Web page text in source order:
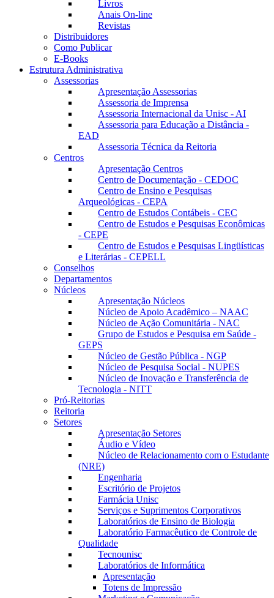
Livros
Anais On-line
Revistas
Distribuidores
Como Publicar
E-Books
Estrutura Administrativa
Assessorias
Apresentação Assessorias
Assessoria de Imprensa
Assessoria Internacional da Unisc - AI
Assessoria para Educação a Distância -
EAD
Assessoria Técnica da Reitoria
Centros
Apresentação Centros
Centro de Documentação - CEDOC
Centro de Ensino e Pesquisas
Arqueológicas - CEPA
Centro de Estudos Contábeis - CEC
Centro de Estudos e Pesquisas Econômicas
- CEPE
Centro de Estudos e Pesquisas Lingüísticas
e Literárias - CEPELL
Conselhos
Departamentos
Núcleos
Apresentação Núcleos
Núcleo de Apoio Acadêmico – NAAC
Núcleo de Ação Comunitária - NAC
Grupo de Estudos e Pesquisa em Saúde -
GEPS
Núcleo de Gestão Pública - NGP
Núcleo de Pesquisa Social - NUPES
Núcleo de Inovação e Transferência de
Tecnologia - NITT
Pró-Reitorias
Reitoria
Setores
Apresentação Setores
Áudio e Vídeo
Núcleo de Relacionamento com o Estudante
(NRE)
Engenharia
Escritório de Projetos
Farmácia Unisc
Serviços e Suprimentos Corporativos
Laboratórios de Ensino de Biologia
Laboratório Farmacêutico de Controle de
Qualidade
Tecnounisc
Laboratórios de Informática
Apresentação
Totens de Impressão